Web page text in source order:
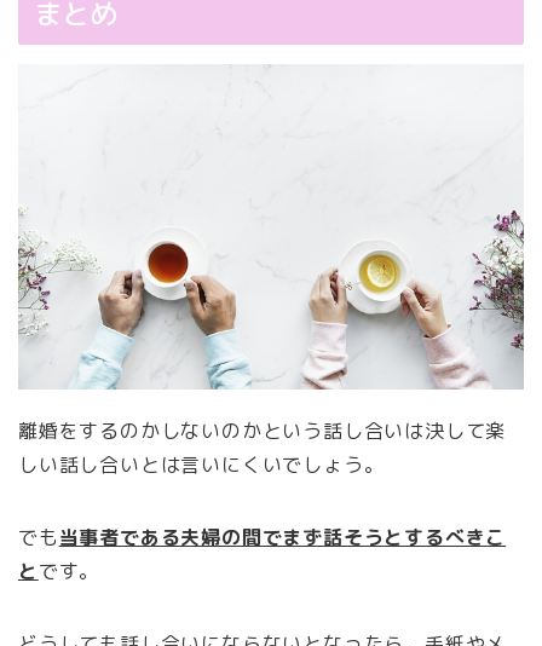
まとめ
離婚をするのかしないのかという話し合いは決して楽
しい話し合いとは言いにくいでしょう。
でも当事者である夫婦の間でまず話そうとするべきこ
と です。